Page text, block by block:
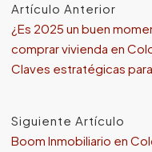
Artículo Anterior
¿Es 2025 un buen
comprar vivienda en
Claves estratégicas
Siguiente Artículo
Boom Inmobiliario en